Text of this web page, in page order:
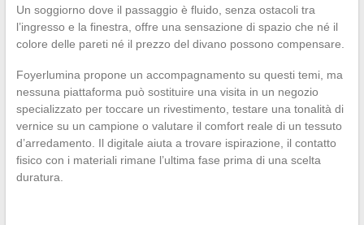
Un soggiorno dove il passaggio è fluido, senza ostacoli tra
l’ingresso e la finestra, offre una sensazione di spazio che né il
colore delle pareti né il prezzo del divano possono compensare.
Foyerlumina propone un accompagnamento su questi temi, ma
nessuna piattaforma può sostituire una visita in un negozio
specializzato per toccare un rivestimento, testare una tonalità di
vernice su un campione o valutare il comfort reale di un tessuto
d’arredamento. Il digitale aiuta a trovare ispirazione, il contatto
fisico con i materiali rimane l’ultima fase prima di una scelta
duratura.